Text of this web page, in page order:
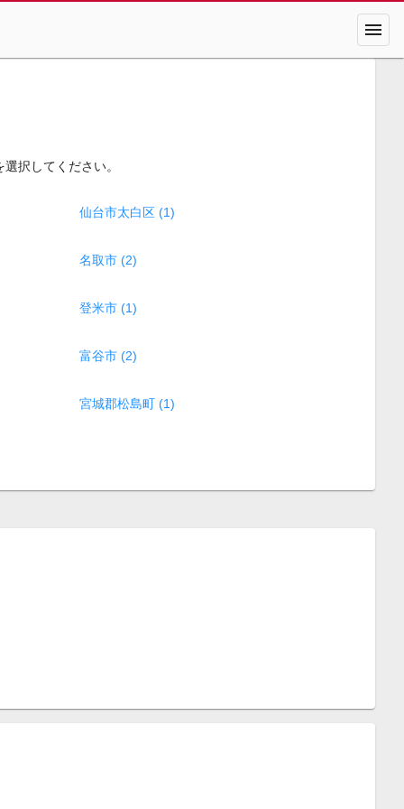
menu
択してください。
仙台市太白区 (1)
名取市 (2)
登米市 (1)
富谷市 (2)
宮城郡松島町 (1)